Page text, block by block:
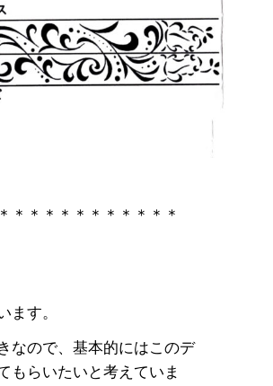
＊＊＊＊＊＊＊＊＊＊＊
ます。
なので、基本的にはこのデ
もらいたいと考えていま